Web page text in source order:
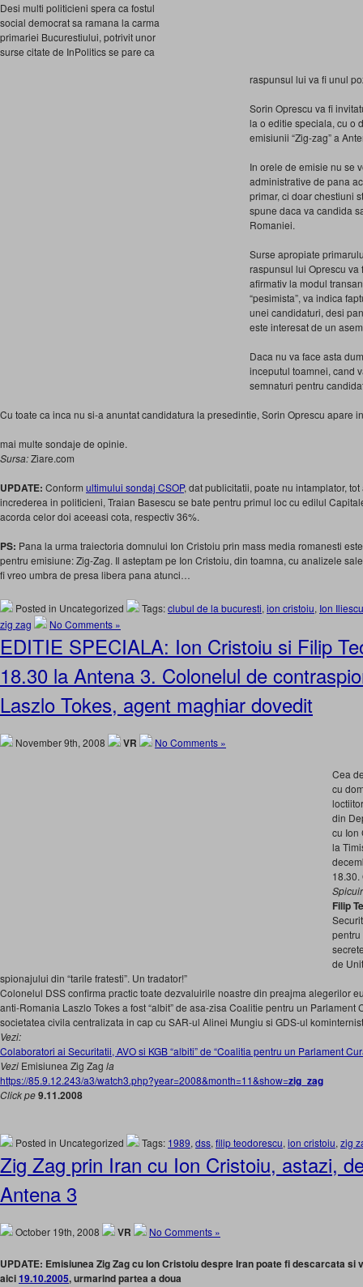
Desi multi politicieni spera ca fostul
social democrat sa ramana la carma
primariei Bucurestiului, potrivit unor
surse citate de InPolitics se pare ca
raspunsul lui va fi unul
Sorin Oprescu va fi
la o editie speciala, cu o
emisiunii “Zig-zag” a
In orele de emisie nu se
administrative de pana
primar, ci doar chestiuni
spune daca va candida
Romaniei.
Surse apropiate
raspunsul lui Oprescu va
afirmativ la modul
“pesimista”, va indica
unei candidaturi, desi
este interesat de un
Daca nu va face asta
inceputul toamnei, cand
semnaturi pentru
Cu toate ca inca nu si-a anuntat candidatura la presedintie, Sorin Oprescu apare in
mai multe sondaje de opinie.
Sursa:Ziare.com
UPDATE: Conform ultimului sondaj CSOP, dat publicitatii, poate nu intamplator,
increderea in politicieni, Traian Basescu se bate pentru primul loc cu edilul
acorda celor doi aceeasi cota, respectiv 36%.
PS: Pana la urma traiectoria domnului Ion Cristoiu prin mass media romanesti
pentru emisiune: Zig-Zag. Il asteptam pe Ion Cristoiu, din toamna, cu analizele
fi vreo umbra de presa libera pana atunci…
Posted in Uncategorized Tags:clubul de la bucuresti, ion cristoiu, Ion Iliescu
zig zag
No Comments »
EDITIE SPECIALA: Ion Cristoiu si Filip
18.30 la Antena 3. Colonelul de
Laszlo Tokes, agent maghiar dovedit
November 9th, 2008 VR No Comments »
Cea
cu
din
cu Ion
la
18.30.
Filip
de
spionajului din “tarile fratesti”. Un tradator!”
Colonelul DSS confirma practic toate dezvaluirile noastre din preajma alegerilor
anti-Romania Laszlo Tokes a fost “albit” de asa-zisa Coalitie pentru un Parlament
societatea civila centralizata in cap cu SAR-ul Alinei Mungiu si GDS-ul
Vezi:
Colaboratori ai Securitatii, AVO si KGB “albiti” de “Coalitia pentru un Parlament
Vezi Emisiunea Zig Zag la
https://85.9.12.243/a3/watch3.php?year=2008&month=11&show=zig_zag
Click pe9.11.2008
Posted in Uncategorized Tags: 1989, dss, filip teodorescu, ion cristoiu, zig
Zig Zag prin Iran cu Ion Cristoiu, astazi,
Antena 3
October 19th, 2008 VR No Comments »
UPDATE: Emisiunea Zig Zag cu Ion Cristoiu despre Iran poate fi descarcata si
aici19.10.2005, urmarind partea a doua